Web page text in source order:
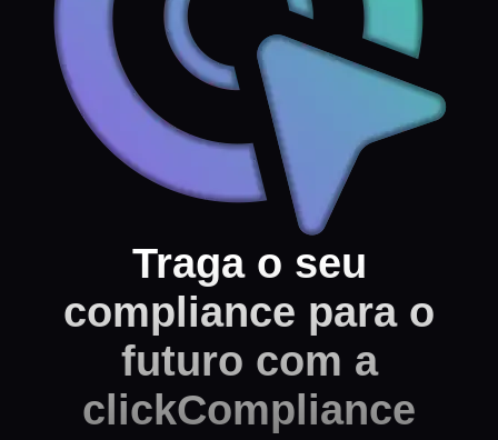
Traga o seu
compliance para o
futuro com a
clickCompliance